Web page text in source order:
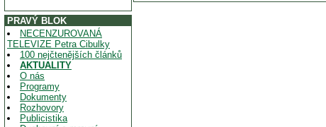
PRAVÝ BLOK
NECENZUROVANÁ
TELEVIZE Petra Cibulky
100 nejčtenějších článků
AKTUALITY
O nás
Programy
Dokumenty
Rozhovory
Publicistika